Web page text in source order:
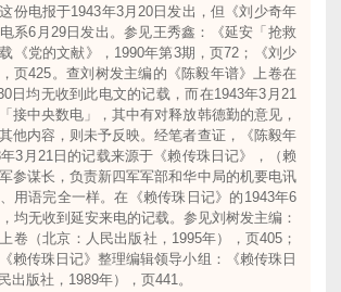
份电报于1943年3月20日发出，但《刘少奇年
系6月29日发出。参见王秀鑫：《延安「抢救
《党的文献》，1990年第3期，页72；《刘少
页425。查刘树发主编的《陈毅年谱》上卷在
日均无收到此电文的记载，而在1943年3月21
接中央数电」，其中有对释放韩德勤的意见，
他内容，则未予反映。经笔者查证，《陈毅年
3月21日的记载来源于《赖传珠日记》，（赖
参谋长，负责新四军军部和华中局的机要电讯
用语完全一样。在《赖传珠日记》的1943年6
均无收到延安来电的记载。参见刘树发主编：
卷（北京：人民出版社，1995年），页405；
赖传珠日记》整理编辑领导小组：《赖传珠日
出版社，1989年），页441。